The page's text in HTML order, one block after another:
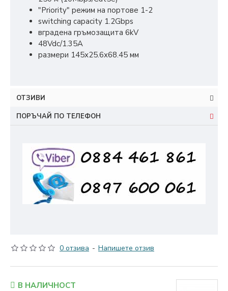
"Priority" режим на портове 1-2
switching capacity 1.2Gbps
вградена гръмозащита 6kV
48Vdc/1.35A
размери 145х25.6х68.45 мм
ОТЗИВИ
ПОРЪЧАЙ ПО ТЕЛЕФОН
0 отзива - Напишете отзив
В НАЛИЧНОСТ